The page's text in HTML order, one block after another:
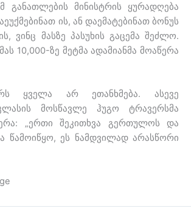
განათლების მინისტრის ყურადღება
ის, ან დაემატებინათ ბონუს
ვინც მასზე პასუხის გაცემა შეძლო.
10,000-ზე მეტმა ადამიანმა მოაწერა
ყველა არ ეთანხმება. ასევე
მოსწავლე ჰუგო ტრავერსმა
„ერთი შეკითხვა გერთულოს და
წამოიწყო, ეს ნამდვილად არასწორი